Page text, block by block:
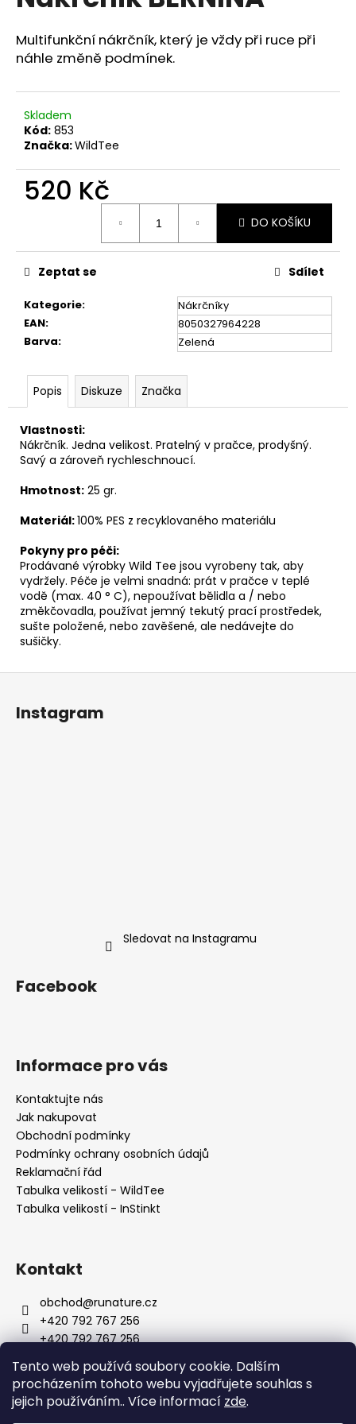
Tento web používá soubory cookie. Dalším
procházením tohoto webu vyjadřujete souhlas s
jejich používáním.. Více informací zde.
z
5
hvězdiček.
Multifunkční nákrčník, který je vždy při ruce při
náhle změně podmínek.
Skladem
Kód: 853
Značka:WildTee
520 Kč
DO KOŠÍKU
Kategorie:
Nákrčníky
EAN:
8050327964228
Barva: Zelená
Zeptat se Sdílet
Popis Diskuze Značka
Vlastnosti:
Nákrčník. Jedna velikost. Pratelný v pračce, prodyšný.
Savý a zároveň rychleschnoucí.
Hmotnost: 25 gr.
Materiál:100% PES z recyklovaného materiálu
Pokyny pro péči:
Prodávané výrobky Wild Tee jsou vyrobeny tak, aby
vydržely. Péče je velmi snadná: prát v pračce v teplé
vodě (max. 40 ° C), nepoužívat bělidla a / nebo
změkčovadla, používat jemný tekutý prací prostředek,
sušte položené, nebo zavěšené, ale nedávejte do
sušičky.
j
í
D
o
o
u
e
m
e
BĚŽECKÁ
AMBITION
2
649
Kč
Z
Instagram
Sledovat na Instagramu
Facebook
Informace pro vás
Kontaktujte nás
Jak nakupovat
Obchodní podmínky
Podmínky ochrany osobních údajů
Reklamační řád
Tabulka velikostí - WildTee
Tabulka velikostí - InStinkt
Kontakt
obchod@runature.cz
+420 792 767 256
+420 792 767 256
http://facebook.com/wearerunature
wearerunature